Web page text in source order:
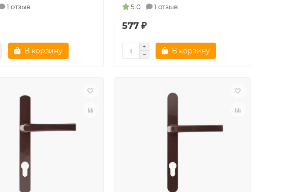
1 отзыв
В корзину
5.0 1 отзыв
577 ₽
В корзину